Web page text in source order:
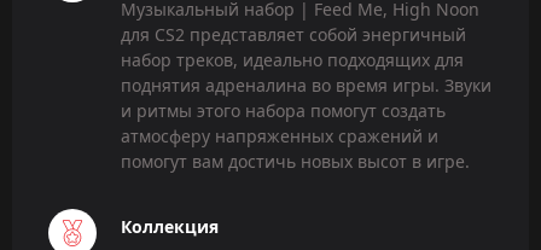
Музыкальный набор | Feed Me, High Noon
для CS2 представляет собой энергичный
набор треков, идеально подходящих для
поднятия адреналина во время игры. Звуки
и ритмы этого набора помогут создать
атмосферу напряженных сражений и
помогут вам достичь новых высот в игре.
Коллекция